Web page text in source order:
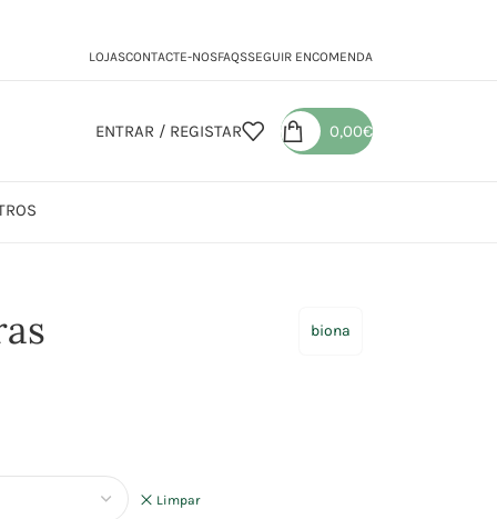
LOJASCONTACTE-NOSFAQSSEGUIR ENCOMENDA
ENTRAR / REGISTAR 0,00€
biona
Limpar